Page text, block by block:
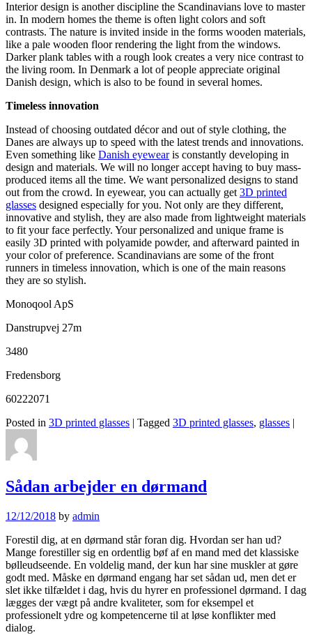
Interior design is another discipline the Scandinavians love to master
in. In modern homes the theme is often light colors and soft
contrasts. The nature is invited inside in the forms wooden materials,
like a pale wooden floor rendering the light from the windows.
Darker plank tables with a rough look creates a very nice contrast to
the living room. In Denmark a lot of people appreciate original
Danish design, which is also to be found in several homes.
Timeless innovation
Instead of choosing outdated décor and out of style clothing, the
Danes are always up to speed with the latest trends and innovations.
Even something like Danish eyewearis constantly developing in
design and materials. We will no longer accept having to buy mass-
produced items all the time. We want personalized designs to stand
out from the crowd. In eyewear, you can actually get 3D printed
glasses designed especially for you. Not only are they different,
innovative and stylish, they are also made from lightweight materials
to fit your face perfectly. Your personalized and unique frame is
easily 3D printed with polyamide powder, and afterward painted in
your color of preference. Scandinavians are some of the front
runners in timeless innovation, which is one of the main reasons
they are so stylish.
Monoqool ApS
Danstrupvej 27m
3480
Fredensborg
60222071
Posted in 3D printed glasses | Tagged 3D printed glasses, glasses |
Sådan arbejder en dørmand
12/12/2018 by admin
Forestil dig, at en dørmand står foran dig. Hvordan ser han ud?
Mange forestiller sig en ordentlig bøf af en mand med det klassiske
bølleudseende. En voldelig mand, der kun har sine muskler at gøre
godt med. Måske en dørmand engang har set sådan ud, men det er
slet ikke tilfældet i dag, hvis du hyrer en professionel dørmand. I dag
lægges der vægt på andre kvaliteter, som for eksempel et
professionelt ydre og kompetencerne til at løse konflikter med
dialog.